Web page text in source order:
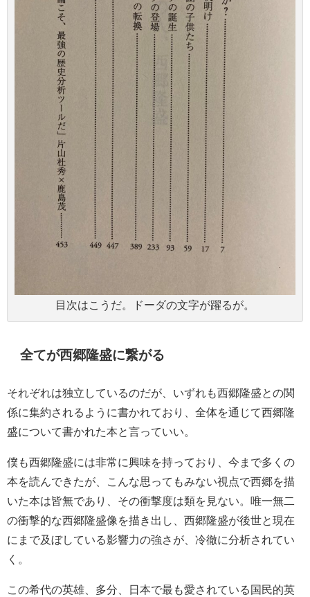
目次はこうだ。ドーダの文字が躍るが。
全てが西郷隆盛に繋がる
それぞれは独立しているのだが、いずれも西郷隆盛との関
係に集約されるように書かれており、全体を通じて西郷隆
盛について書かれた本と言っていい。
僕も西郷隆盛には非常に興味を持っており、今まで多くの
本を読んできたが、こんな思ってもみない視点で西郷を描
いた本は皆無であり、その衝撃度は類を見ない。唯一無二
の衝撃的な西郷隆盛像を描き出し、西郷隆盛が後世と現在
にまで及ぼしている影響力の強さが、冷徹に分析されてい
く。
この希代の英雄、多分、日本で最も愛されている国民的英